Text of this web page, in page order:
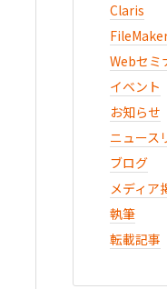
Claris
Webセミ
イベント
お知らせ
ニュース
ブログ
メディア
執筆
転載記事